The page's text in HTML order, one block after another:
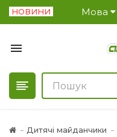
НОВИНИ Мова
Дитячі майданчики